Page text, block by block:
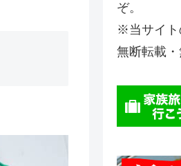
ぞ。
※当サイト
無断転載・